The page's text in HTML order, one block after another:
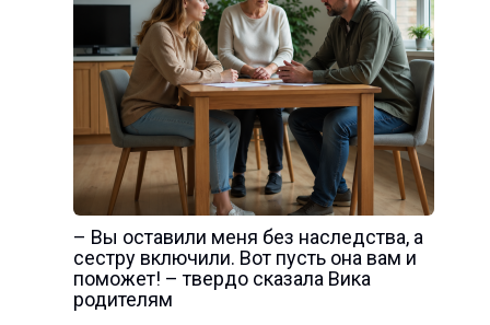
– Вы оставили меня без наследства, а
сестру включили. Вот пусть она вам и
поможет! – твердо сказала Вика
родителям